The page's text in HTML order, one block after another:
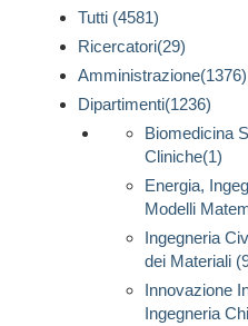
Tutti (4581)
Ricercatori(29)
Amministrazione(1376)
Dipartimenti(1236)
Biomedicina
Cliniche(1)
Energia,
Modelli
Ingegneria
dei Materiali
Innovazione
Ingegneria